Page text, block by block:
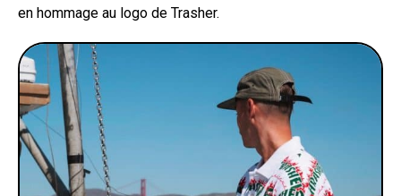
en hommage au logo de Trasher.